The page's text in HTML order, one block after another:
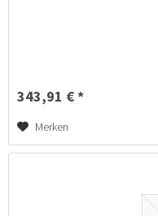
343,91 € *
Merken